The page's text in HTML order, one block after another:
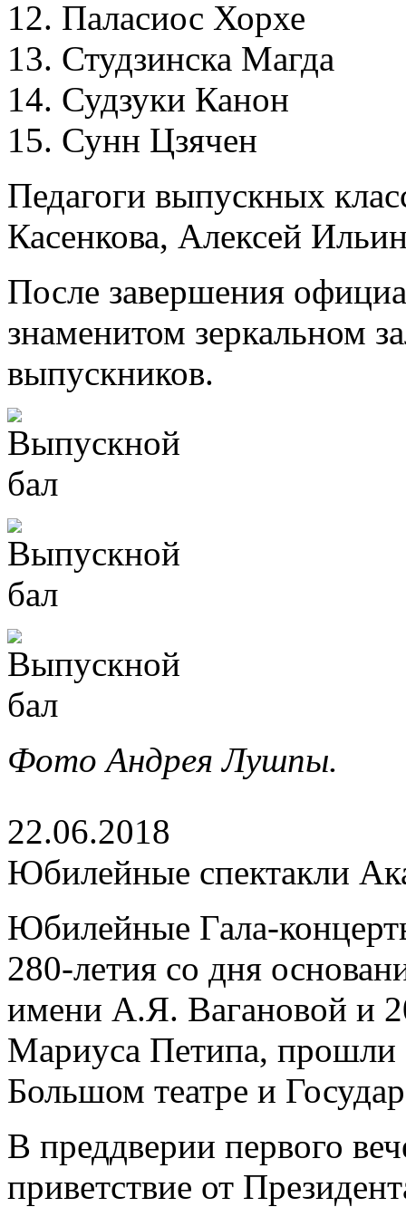
12. Паласиос Хорхе
13. Студзинска Магда
14. Судзуки Канон
15. Сунн Цзячен
Педагоги выпускных
Касенкова, Алексей
После завершения
знаменитом зеркальном
выпускников.
Фото Андрея Лушпы.
22.06.2018
Юбилейные спектакли
Юбилейные Гала-
280-летия со дня
имени А.Я. Вагановой и
Мариуса Петипа,
Большом театре и
В преддверии первого
приветствие от